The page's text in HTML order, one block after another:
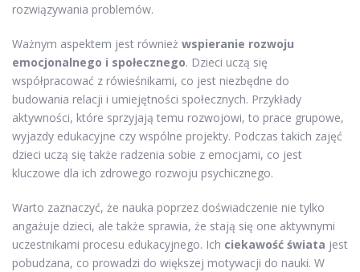
rozwiązywania problemów.
Ważnym aspektem jest również wspieranie rozwoju
emocjonalnego i społecznego. Dzieci uczą się
współpracować z rówieśnikami, co jest niezbędne do
budowania relacji i umiejętności społecznych. Przykłady
aktywności, które sprzyjają temu rozwojowi, to prace grupowe,
wyjazdy edukacyjne czy wspólne projekty. Podczas takich zajęć
dzieci uczą się także radzenia sobie z emocjami, co jest
kluczowe dla ich zdrowego rozwoju psychicznego.
Warto zaznaczyć, że nauka poprzez doświadczenie nie tylko
angażuje dzieci, ale także sprawia, że stają się one aktywnymi
uczestnikami procesu edukacyjnego. Ich ciekawość świata jest
pobudzana, co prowadzi do większej motywacji do nauki. W